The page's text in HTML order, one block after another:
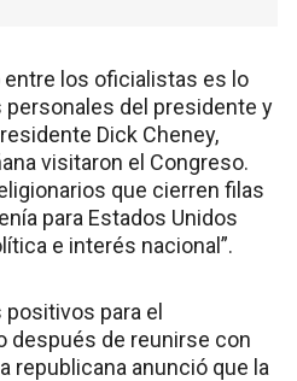
entre los oficialistas es lo
del presidente y
Dick Cheney,
visitaron el Congreso.
que cierren filas
para Estados Unidos
e interés nacional”.
para el
después de reunirse con
republicana anunció que la